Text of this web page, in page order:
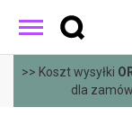
>> Koszt wysyłki
dla